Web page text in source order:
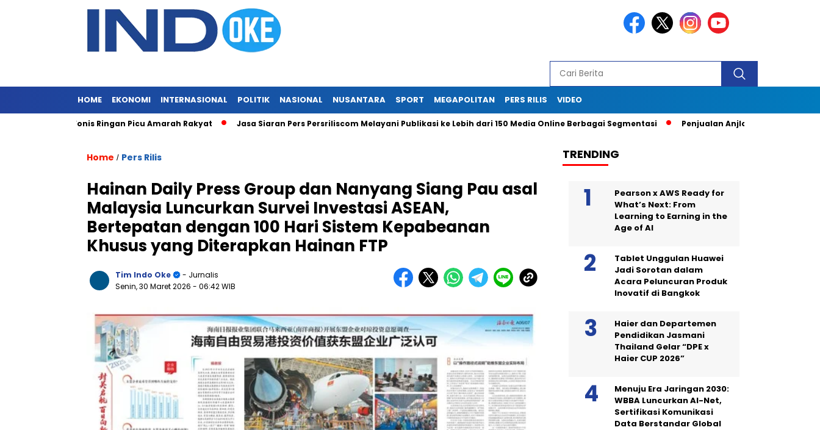
HOME EKONOMI INTERNASIONAL POLITIK NASIONAL NUSANTARA SPORT MEGAPOLITAN PERS RILIS VIDEO
Vonis Ringan Picu Amarah Rakyat Jasa Siaran Pers Persriliscom Melayani Publikasi ke Lebih dari 150 Media Online Berbagai Segmentasi Penjualan Anjlok, Coca Cola Tutup Pabrik di
Home / Pers Rilis
Hainan Daily Press Group dan Nanyang Siang Pau asal
Malaysia Luncurkan Survei Investasi ASEAN,
Bertepatan dengan 100 Hari Sistem Kepabeanan
Khusus yang Diterapkan Hainan FTP
Tim Indo Oke
- Jurnalis
Senin, 30 Maret 2026 - 06:42 WIB
TRENDING
Pearson x AWS Ready for
What’s Next: From
Learning to Earning in the
Age of AI
Tablet Unggulan Huawei
Jadi Sorotan dalam
Acara Peluncuran Produk
Inovatif di Bangkok
Haier dan Departemen
Pendidikan Jasmani
Thailand Gelar “DPE x
Haier CUP 2026”
Menuju Era Jaringan 2030:
WBBA Luncurkan AI-Net,
Sertifikasi Komunikasi
Data Berstandar Global